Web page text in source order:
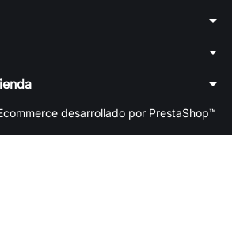
arrow_drop_down
arrow_drop_down
arrow_drop_down
desarrollado por PrestaShop™